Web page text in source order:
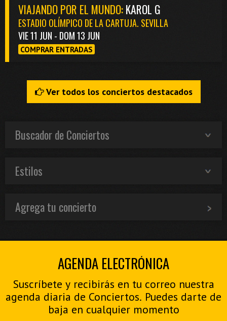
VIAJANDO POR EL MUNDO:KAROL G
ESTADIO OLÍMPICO DE LA CARTUJA. SEVILLA
VIE 11 JUN - DOM 13 JUN
COMPRAR ENTRADAS
Ver todos los conciertos destacados
Buscador de Conciertos
Estilos
Agrega tu concierto
AGENDA ELECTRÓNICA
Suscríbete y recibirás en tu correo nuestra
agenda diaria de Conciertos. Puedes darte de
baja en cualquier momento